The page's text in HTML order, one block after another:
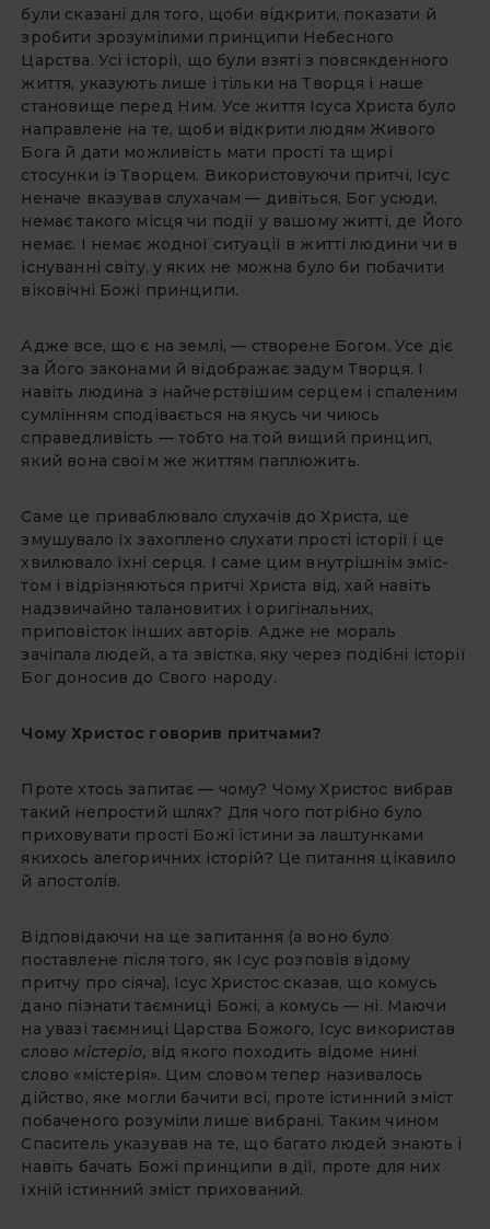
були сказа­ні для того, щоби відкрити, показати й
зробити зрозумілими принципи Не­бесного
Царства. Усі історії, що були взяті з повсякденного
життя, указу­ють лише і тільки на Творця і наше
становище перед Ним. Усе життя Іс­уса Христа було
направлене на те, щоби відкрити людям Живого
Бога й дати можливість мати прості та щирі
стосунки із Творцем. Використовую­чи притчі, Ісус
неначе вказував слу­хачам — дивіться, Бог усюди,
немає такого місця чи події у вашому житті, де Його
немає. І немає жодної ситуа­ції в житті людини чи в
існуванні світу, у яких не можна було би побачити
ві­ковічні Божі принципи.
Адже все, що є на землі, — ство­рене Богом. Усе діє
за Його законами й відображає задум Творця. І
навіть людина з найчерствішим серцем і спаленим
сумлінням сподівається на якусь чи чиюсь
справедливість — тобто на той вищий принцип,
який вона своїм же життям паплюжить.
Саме це приваблювало слухачів до Христа, це
змушувало їх захоплено слухати прості історії і це
хвилювало їхні серця. І саме цим внутрішнім зміс­
том і відрізняються притчі Христа від, хай навіть
надзвичайно талановитих і оригінальних,
приповісток інших авторів. Адже не мораль
зачіпала лю­дей, а та звістка, яку через подібні іс­торії
Бог доносив до Свого народу.
Чому Христос говорив притчами?
Проте хтось запитає — чому? Чому Христос вибрав
такий непро­стий шлях? Для чого потрібно було
приховувати прості Божі істини за ла­штунками
якихось алегоричних істо­рій? Це питання цікавило
й апостолів.
Відповідаючи на це запитання (а воно було
поставлене після того, як Ісус розповів відому
притчу про сі­яча), Ісус Христос сказав, що комусь
дано пізнати таємниці Божі, а ко­мусь — ні. Маючи
на увазі таємниці Царства Божого, Ісус використав
сло­во містеріо, від якого походить відо­ме нині
слово «містерія». Цим словом тепер називалось
дійство, яке могли бачити всі, проте істинний зміст
по­баченого розуміли лише вибрані. Таким чином
Спаситель указував на те, що багато людей знають і
навіть бачать Божі принципи в дії, проте для них
їхній істинний зміст прихований.